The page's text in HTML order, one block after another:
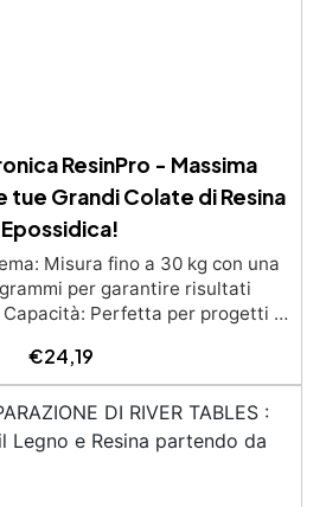
ResinPro - Massima
tue Grandi Colate di Resina
Epossidica!
Misura fino a 30 kg con una
per garantire risultati
Perfetta per progetti di
Superiore: Minimizza il
e riduce gli errori per risultati
d'Uso: Calibrata e semplice da
con resina epossidica. ✅
Misura e prepara la resina
€24,19